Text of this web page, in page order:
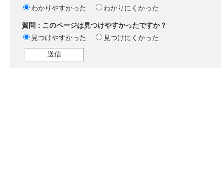
わかりやすかった
わかりにくかった
質問：このページは見つけやすかったですか？
見つけやすかった
見つけにくかった